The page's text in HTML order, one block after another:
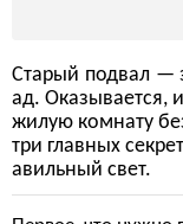
Старый подвал —
ад. Оказывается,
жилую комнату
три главных
авильный свет.